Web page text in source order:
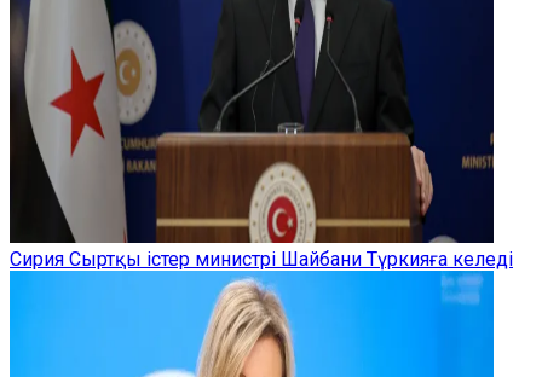
Сирия Сыртқы істер министрі Шайбани Түркияға келеді